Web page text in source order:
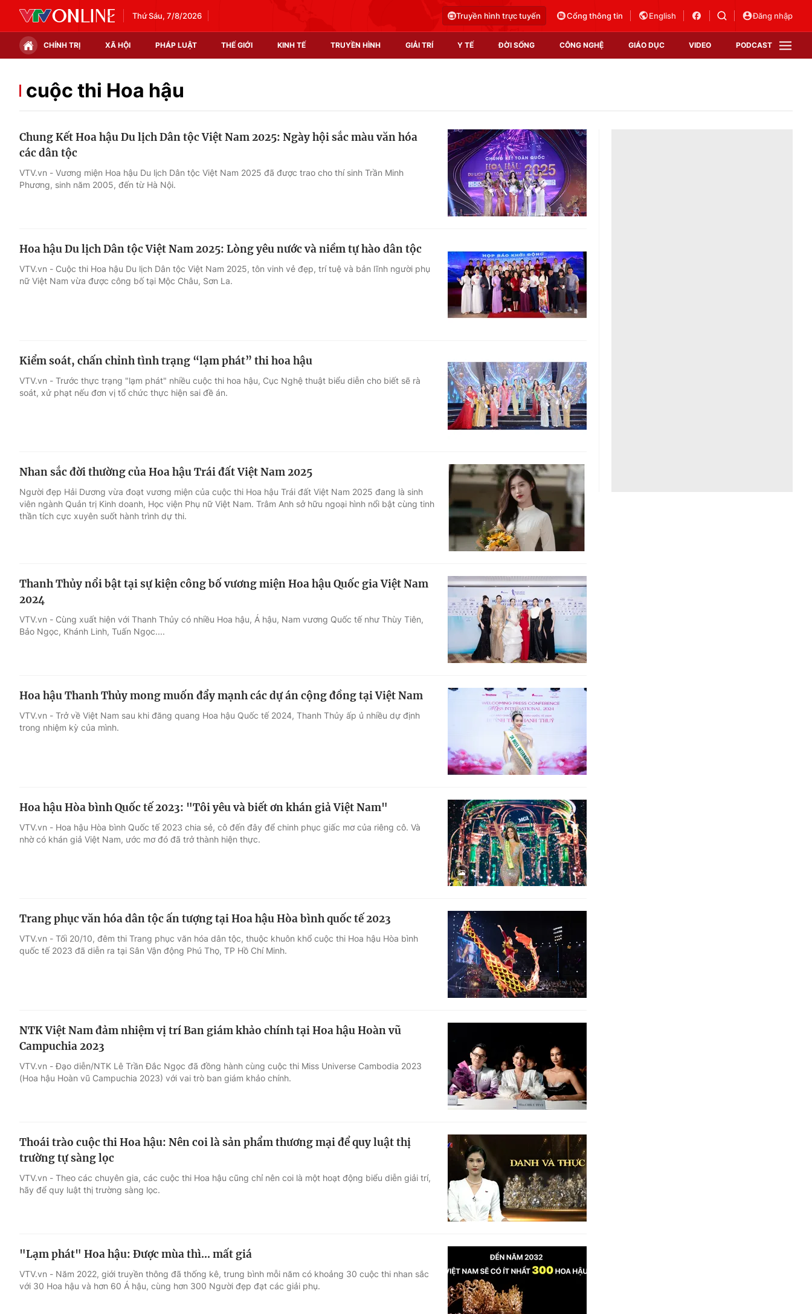
Thứ Sáu, 7/8/2026 Truyền hình trực tuyến Cổng thông tin English Đăng nhập
CHÍNH TRỊ XÃ HỘI PHÁP LUẬT THẾ GIỚI KINH TẾ TRUYỀN HÌNH GIẢI TRÍ Y TẾ ĐỜI SỐNG CÔNG NGHỆ GIÁO DỤC VIDEO PODCAST
Chính trị Xã hội
Tin tức
Thế giới đó đây
Câu chuyện quốc tế
Thị trường
Hậu trường
Giải sao mai
Video
Shorts video
Podcast
EMagazine
Infographic
Góc ảnh
Điện ảnh
Âm nhạc
Sao
Du lịch
Làm đẹp
Chất lượng cuộc sống
Học trực tuyến
Sản phẩm
Thị trường
Tư vấn
VTV Sức khoẻ
cuộc thi Hoa hậu
Chung Kết Hoa hậu Du lịch Dân tộc Việt Nam 2025: Ngày hội sắc màu văn hóa
các dân tộc
VTV.vn - Vương miện Hoa hậu Du lịch Dân tộc Việt Nam 2025 đã được trao cho thí sinh Trần Minh
Phương, sinh năm 2005, đến từ Hà Nội.
Hoa hậu Du lịch Dân tộc Việt Nam 2025: Lòng yêu nước và niềm tự hào dân tộc
VTV.vn - Cuộc thi Hoa hậu Du lịch Dân tộc Việt Nam 2025, tôn vinh vẻ đẹp, trí tuệ và bản lĩnh người phụ
nữ Việt Nam vừa được công bố tại Mộc Châu, Sơn La.
Kiểm soát, chấn chỉnh tình trạng “lạm phát” thi hoa hậu
VTV.vn - Trước thực trạng "lạm phát" nhiều cuộc thi hoa hậu, Cục Nghệ thuật biểu diễn cho biết sẽ rà
soát, xử phạt nếu đơn vị tổ chức thực hiện sai đề án.
Nhan sắc đời thường của Hoa hậu Trái đất Việt Nam 2025
Người đẹp Hải Dương vừa đoạt vương miện của cuộc thi Hoa hậu Trái đất Việt Nam 2025 đang là sinh
viên ngành Quản trị Kinh doanh, Học viện Phụ nữ Việt Nam. Trâm Anh sở hữu ngoại hình nổi bật cùng tinh
thần tích cực xuyên suốt hành trình dự thi.
Thanh Thủy nổi bật tại sự kiện công bố vương miện Hoa hậu Quốc gia Việt Nam
2024
VTV.vn - Cùng xuất hiện với Thanh Thủy có nhiều Hoa hậu, Á hậu, Nam vương Quốc tế như Thùy Tiên,
Bảo Ngọc, Khánh Linh, Tuấn Ngọc....
Hoa hậu Thanh Thủy mong muốn đẩy mạnh các dự án cộng đồng tại Việt Nam
VTV.vn - Trở về Việt Nam sau khi đăng quang Hoa hậu Quốc tế 2024, Thanh Thủy ấp ủ nhiều dự định
trong nhiệm kỳ của mình.
Hoa hậu Hòa bình Quốc tế 2023: "Tôi yêu và biết ơn khán giả Việt Nam"
VTV.vn - Hoa hậu Hòa bình Quốc tế 2023 chia sẻ, cô đến đây để chinh phục giấc mơ của riêng cô. Và
nhờ có khán giả Việt Nam, ước mơ đó đã trở thành hiện thực.
Trang phục văn hóa dân tộc ấn tượng tại Hoa hậu Hòa bình quốc tế 2023
VTV.vn - Tối 20/10, đêm thi Trang phục văn hóa dân tộc, thuộc khuôn khổ cuộc thi Hoa hậu Hòa bình
quốc tế 2023 đã diễn ra tại Sân Vận động Phú Thọ, TP Hồ Chí Minh.
NTK Việt Nam đảm nhiệm vị trí Ban giám khảo chính tại Hoa hậu Hoàn vũ
Campuchia 2023
VTV.vn - Đạo diễn/NTK Lê Trần Đắc Ngọc đã đồng hành cùng cuộc thi Miss Universe Cambodia 2023
(Hoa hậu Hoàn vũ Campuchia 2023) với vai trò ban giám khảo chính.
Thoái trào cuộc thi Hoa hậu: Nên coi là sản phẩm thương mại để quy luật thị
trường tự sàng lọc
VTV.vn - Theo các chuyên gia, các cuộc thi Hoa hậu cũng chỉ nên coi là một hoạt động biểu diễn giải trí,
hãy để quy luật thị trường sàng lọc.
"Lạm phát" Hoa hậu: Được mùa thì... mất giá
VTV.vn - Năm 2022, giới truyền thông đã thống kê, trung bình mỗi năm có khoảng 30 cuộc thi nhan sắc
với 30 Hoa hậu và hơn 60 Á hậu, cùng hơn 300 Người đẹp đạt các giải phụ.